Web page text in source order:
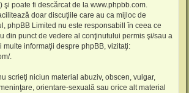
şi poate fi descărcat de la www.phpbb.com.
doar discuţiile care au ca mijloc de
phpBB Limited nu este responsabill în ceea ce
din punct de vedere al conţinutului permis şi/sau a
multe informaţii despre phpBB, vizitaţi:
.
scrieţi niciun material abuziv, obscen, vulgar,
orientare-sexuală sau orice alt material